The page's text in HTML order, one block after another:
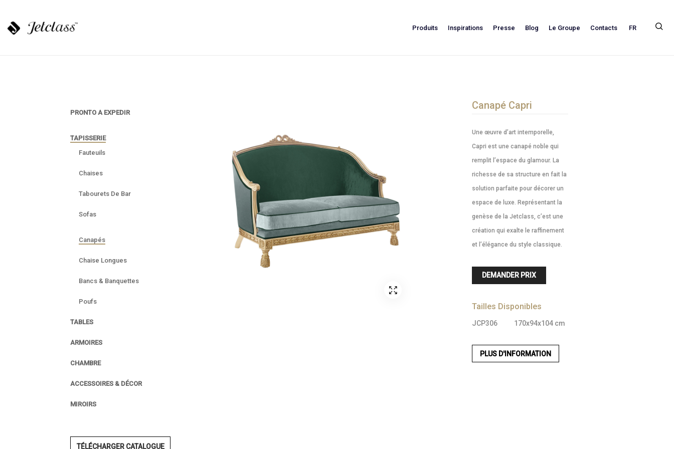
Produits Inspirations Presse Blog Le Groupe Contacts FR
Canapé Capri
Une œuvre d’art intemporelle,
Capri est une canapé noble qui
remplit l’espace du glamour. La
richesse de sa structure en fait la
solution parfaite pour décorer un
espace de luxe. Représentant la
genèse de la Jetclass, c’est une
création qui exalte le raffinement
et l’élégance du style classique.
DEMANDER PRIX
Tailles Disponibles
JCP306 170x94x104 cm
PLUS D'INFORMATION
PRONTO A EXPEDIR
TAPISSERIE
Fauteuils
Chaises
Tabourets De Bar
Sofas
Canapés
Chaise Longues
Bancs & Banquettes
Poufs
TABLES
ARMOIRES
CHAMBRE
ACCESSOIRES & DÉCOR
MIROIRS
TÉLÉCHARGER CATALOGUE